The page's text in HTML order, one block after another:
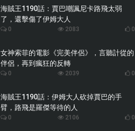
海賊王1190話：賈巴嘲諷尼卡路飛太弱
了，還擊傷了伊姆大人
0 2083 0
女神索菲的電影《完美伴侶》，言聽計從的
伴侶，再到瘋狂的反轉
0 2039 0
海賊王1190話：伊姆大人砍掉賈巴的手
臂，路飛是羅傑等待的人
0 2106 0